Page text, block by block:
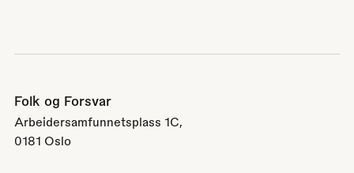
Folk og Forsvar
Arbeidersamfunnetsplass 1C,
0181 Oslo